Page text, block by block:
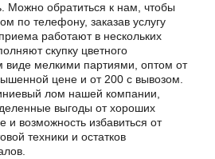
Можно обратиться к нам, чтобы
по телефону, заказав услугу
работают в нескольких
скупку цветного
мелкими партиями, оптом от
цене и от 200 с вывозом.
лом нашей компании,
выгоды от хороших
и возможность избавиться от
техники и остатков